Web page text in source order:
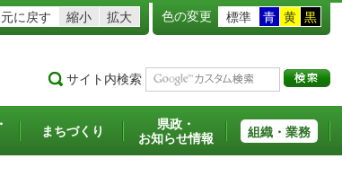
元に戻す 縮小 拡大 色の変更 標準 青 黄 黒
サイト内検索
まちづくり
県政・
お知らせ情報
組織・業務